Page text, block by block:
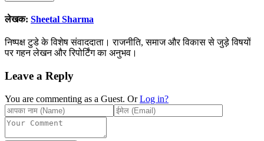
लेखक: Sheetal Sharma
निष्पक्ष टुडे के विशेष संवाददाता। राजनीति, समाज और विकास से जुड़े विषयों
पर गहन लेखन और रिपोर्टिंग का अनुभव।
Leave a Reply
You are commenting as a Guest. Or Log in?